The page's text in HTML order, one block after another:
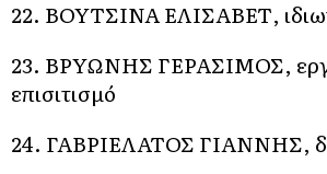
22. ΒΟΥΤΣΙΝΑ ΕΛΙΣΑΒΕΤ,
23. ΒΡΥΩΝΗΣ ΓΕΡΑΣΙΜΟΣ,
επισιτισμό
24. ΓΑΒΡΙΕΛΑΤΟΣ ΓΙΑΝΝΗΣ,